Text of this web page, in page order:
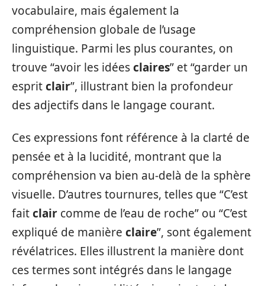
vocabulaire, mais également la
compréhension globale de l’usage
linguistique. Parmi les plus courantes, on
trouve “avoir les idéesclaires” et “garder un
espritclair”, illustrant bien la profondeur
des adjectifs dans le langage courant.
Ces expressions font référence à la clarté de
pensée et à la lucidité, montrant que la
compréhension va bien au-delà de la sphère
visuelle. D’autres tournures, telles que “C’est
faitclair comme de l’eau de roche” ou “C’est
expliqué de manière claire”, sont également
révélatrices. Elles illustrent la manière dont
ces termes sont intégrés dans le langage